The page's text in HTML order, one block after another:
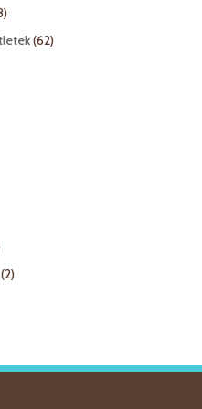
8
termék6262
termék
22